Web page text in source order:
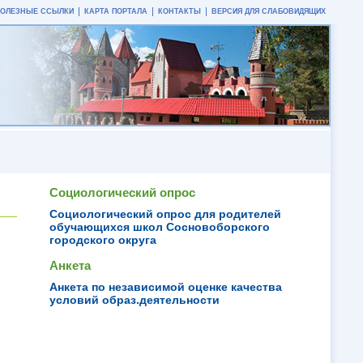
ССЫЛКИ КАРТА ПОРТАЛА КОНТАКТЫ ВЕРСИЯ ДЛЯ СЛАБОВИДЯЩИХ
Социологический опрос
Социологический опрос для родителей
обучающихся школ Сосновоборского
городского округа
Анкета
Анкета по независимой оценке качества
условий образ.деятельности